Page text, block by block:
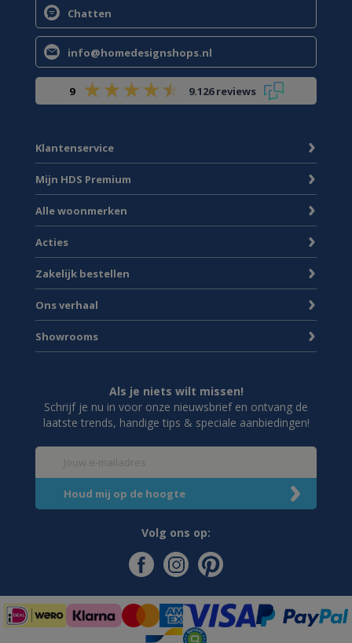
Chatten
info@homedesignshops.nl
9 9.126 reviews
Klantenservice
Mijn HDS Premium
Alle woonmerken
Acties
Zakelijk bestellen
Ons verhaal
Showrooms
Als je niets wilt missen!
Schrijf je nu in voor onze nieuwsbrief en ontvang de
laatste trends, handige tips & speciale aanbiedingen!
Volg ons op: